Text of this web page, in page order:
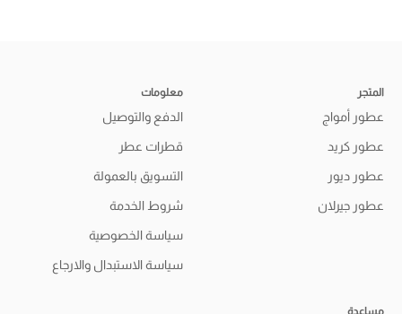
المتجر
عطور أمواج
عطور كريد
عطور ديور
عطور جيرلان
معلومات
الدفع والتوصيل
قطرات عطر
التسويق بالعمولة
شروط الخدمة
سياسة الخصوصية
سياسة الاستبدال والارجاع
مساعدة